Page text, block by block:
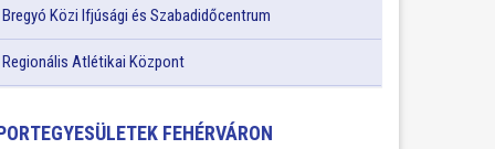
Bregyó Közi Ifjúsági és Szabadidőcentrum
Regionális Atlétikai Központ
FEHÉRVÁRON